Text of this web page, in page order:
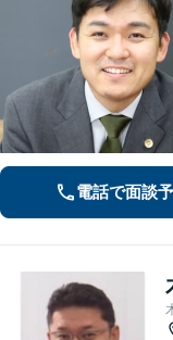
電話で面談